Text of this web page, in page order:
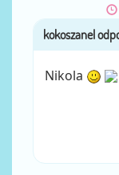
Nikola